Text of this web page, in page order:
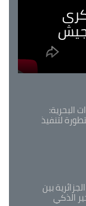
لتنفيذ
بين
الذكي